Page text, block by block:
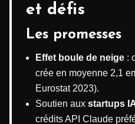
et défis
Les promesses
Effet boule de neige :
crée en moyenne 2,1
Eurostat 2023).
Soutien aux startups
crédits API Claude